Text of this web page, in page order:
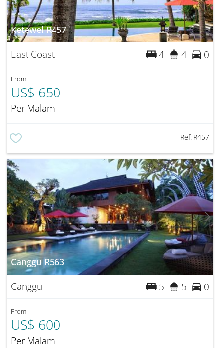
Ketewel R457
East Coast 4 4 0
From
US$ 650
Per Malam
Ref: R457
Canggu R563
Canggu 5 5 0
From
US$ 600
Per Malam